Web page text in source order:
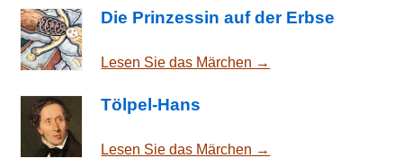
Die Prinzessin auf der Erbse
Lesen Sie das Märchen →
Tölpel-Hans
Lesen Sie das Märchen →